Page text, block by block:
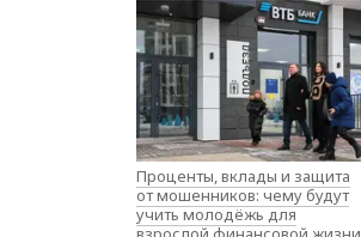
Проценты, вклады и защита
от мошенников: чему будут
учить молодёжь для